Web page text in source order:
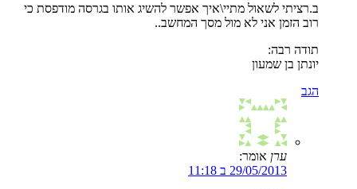
ב.רציתי לשאול מתיי\איך אפשר להשיג אותו בגרסה מודפסת כי
רוב הזמן אני לא מול מסך המחשב..
תודה רבה:
יונתן בן שמעון
הגב
ערן אומר:
29/05/2013 ב 11:18